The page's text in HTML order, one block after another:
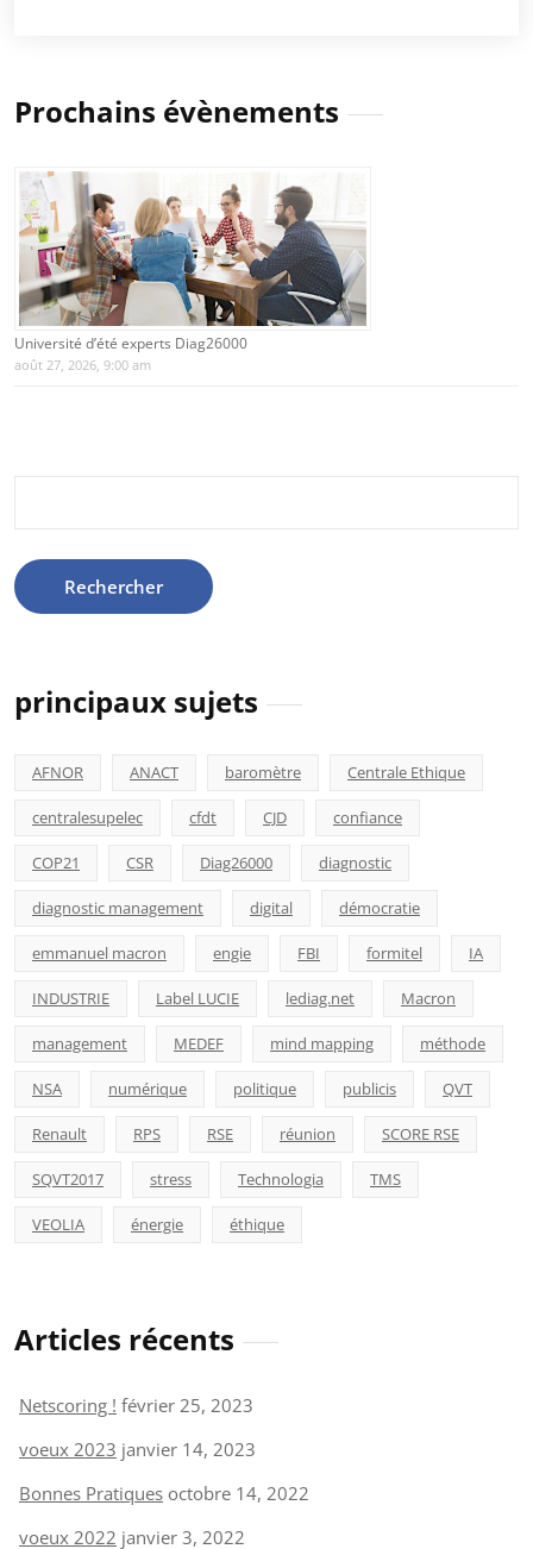
Prochains évènements
Université d’été experts Diag26000
août 27, 2026, 9:00 am
principaux sujets
AFNOR ANACT baromètre Centrale Ethique
centralesupelec cfdt CJD confiance
COP21 CSR Diag26000 diagnostic
diagnostic management digital démocratie
emmanuel macron engie FBI formitel IA
INDUSTRIE Label LUCIE lediag.net Macron
management MEDEF mind mapping méthode
NSA numérique politique publicis QVT
Renault RPS RSE réunion SCORE RSE
SQVT2017 stress Technologia TMS
VEOLIA énergie éthique
Articles récents
Netscoring ! février 25, 2023
voeux 2023 janvier 14, 2023
Bonnes Pratiques octobre 14, 2022
voeux 2022 janvier 3, 2022